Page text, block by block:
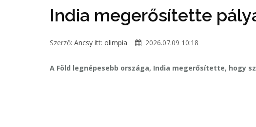
India megerősítette
Szerző: Ancsy itt: olimpia 2026.07.09 10:18
A Föld legnépesebb országa, India megerősítette, hogy